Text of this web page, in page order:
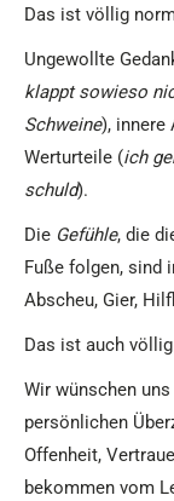
Das ist völlig
Ungewollte
klappt sowieso
Schweine), innere
Werturteile (ich
schuld).
Die Gefühle, die
Fuße folgen, sind
Abscheu, Gier,
Das ist auch
Wir wünschen
persönlichen
Offenheit,
bekommen vom